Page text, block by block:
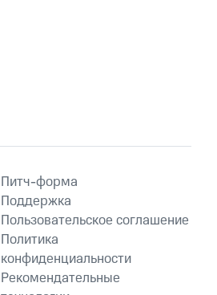
Питч-форма
Поддержка
Пользовательское соглашение
Политика
конфиденциальности
Рекомендательные